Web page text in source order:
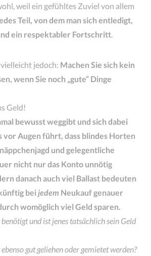
weil ein gefühltes Zuviel von allem
Teil, von dem man sich entledigt,
ein respektabler Fortschritt
jedoch: Machen Sie sich kein
wenn Sie noch „gute“ Dinge
Geld!
bewusst weggibt und sich dabei
vor Augen führt, dass blindes Horten
und gelegentliche
nicht nur das Konto unnötig
danach auch viel Ballast bedeuten
bei jedem Neukauf genauer
womöglich viel Geld sparen.
und ist jenes tatsächlich sein Geld
gut geliehen oder gemietet werden?